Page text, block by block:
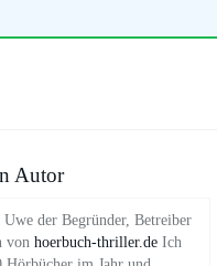
Autor
der Begründer, Betreiber
von hoerbuch-thriller.de Ich